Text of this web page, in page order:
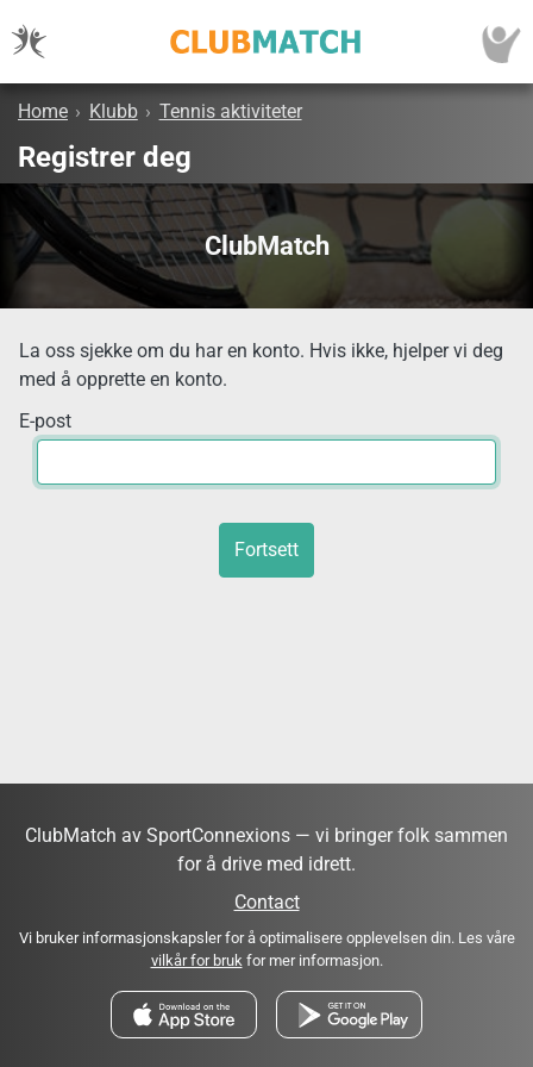
Home › Klubb › Tennis aktiviteter
Registrer deg
ClubMatch
La oss sjekke om du har en konto. Hvis ikke, hjelper vi deg
med å opprette en konto.
E-post
Fortsett
ClubMatch av SportConnexions — vi bringer folk sammen
for å drive med idrett.
Contact
Vi bruker informasjonskapsler for å optimalisere opplevelsen din. Les våre
vilkår for brukfor mer informasjon.